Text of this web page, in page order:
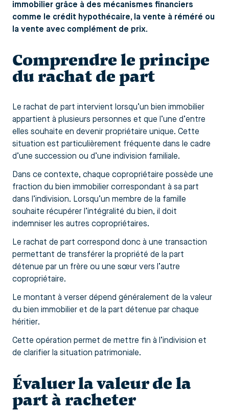
immobilier grâce à des mécanismes financiers
comme le crédit hypothécaire, la vente à réméré ou
la vente avec complément de prix.
Comprendre le principe
du rachat de part
Le rachat de part intervient lorsqu’un bien immobilier
appartient à plusieurs personnes et que l’une d’entre
elles souhaite en devenir propriétaire unique. Cette
situation est particulièrement fréquente dans le cadre
d’une succession ou d’une indivision familiale.
Dans ce contexte, chaque copropriétaire possède une
fraction du bien immobilier correspondant à sa part
dans l’indivision. Lorsqu’un membre de la famille
souhaite récupérer l’intégralité du bien, il doit
indemniser les autres copropriétaires.
Le rachat de part correspond donc à une transaction
permettant de transférer la propriété de la part
détenue par un frère ou une sœur vers l’autre
copropriétaire.
Le montant à verser dépend généralement de la valeur
du bien immobilier et de la part détenue par chaque
héritier.
Cette opération permet de mettre fin à l’indivision et
de clarifier la situation patrimoniale.
Évaluer la valeur de la
part à racheter